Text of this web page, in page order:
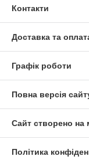
Контакти
Доставка та
Графік роботи
Повна версія
Сайт створено на
Політика